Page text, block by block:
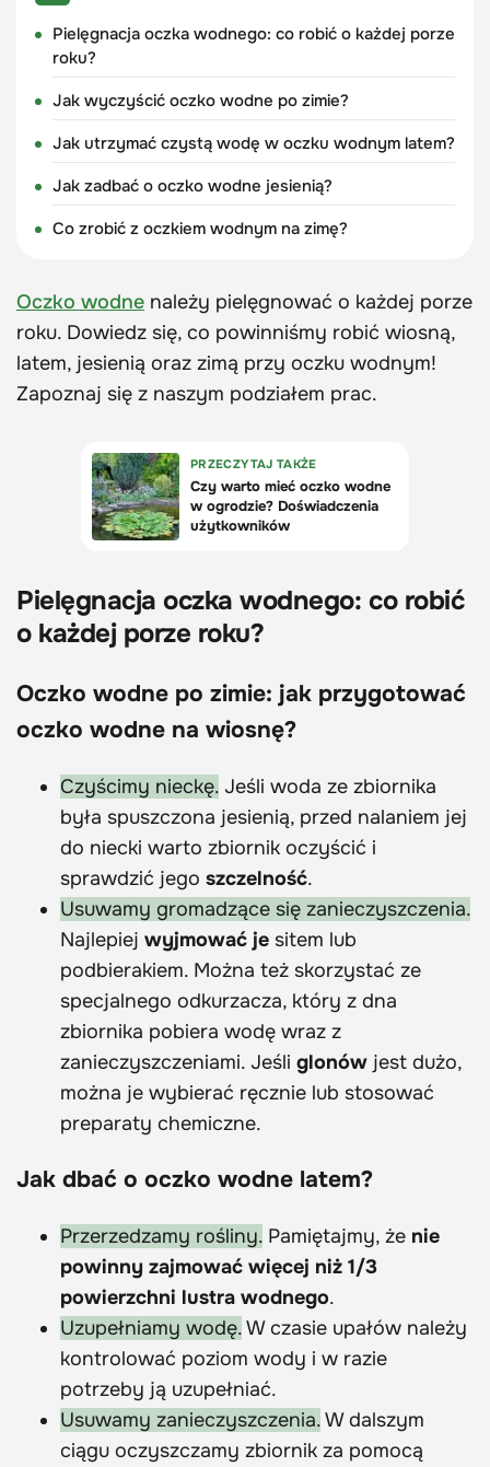
Pielęgnacja oczka wodnego: co robić o każdej porze
roku?
Jak wyczyścić oczko wodne po zimie?
Jak utrzymać czystą wodę w oczku wodnym latem?
Jak zadbać o oczko wodne jesienią?
Co zrobić z oczkiem wodnym na zimę?
Oczko wodne należy pielęgnować o każdej porze
roku. Dowiedz się, co powinniśmy robić wiosną,
latem, jesienią oraz zimą przy oczku wodnym!
Zapoznaj się z naszym podziałem prac.
Pielęgnacja oczka wodnego: co robić
o każdej porze roku?
Oczko wodne po zimie: jak przygotować
oczko wodne na wiosnę?
Czyścimy nieckę. Jeśli woda ze zbiornika
była spuszczona jesienią, przed nalaniem jej
do niecki warto zbiornik oczyścić i
sprawdzić jego szczelność.
Usuwamy gromadzące się zanieczyszczenia.
Najlepiej wyjmować je sitem lub
podbierakiem. Można też skorzystać ze
specjalnego odkurzacza, który z dna
zbiornika pobiera wodę wraz z
zanieczyszczeniami. Jeśli glonów jest dużo,
można je wybierać ręcznie lub stosować
preparaty chemiczne.
Jak dbać o oczko wodne latem?
Przerzedzamy rośliny. Pamiętajmy, że nie
powinny zajmować więcej niż 1/3
powierzchni lustra wodnego.
Uzupełniamy wodę.W czasie upałów należy
kontrolować poziom wody i w razie
potrzeby ją uzupełniać.
Usuwamy zanieczyszczenia.W dalszym
ciągu oczyszczamy zbiornik za pomocą